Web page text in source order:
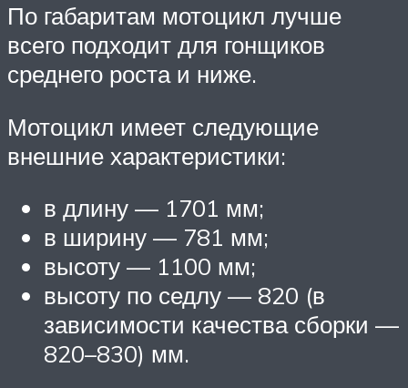
По габаритам мотоцикл лучше
всего подходит для гонщиков
среднего роста и ниже.
Мотоцикл имеет следующие
внешние характеристики:
в длину — 1701 мм;
в ширину — 781 мм;
высоту — 1100 мм;
высоту по седлу — 820 (в
зависимости качества сборки —
820–830) мм.